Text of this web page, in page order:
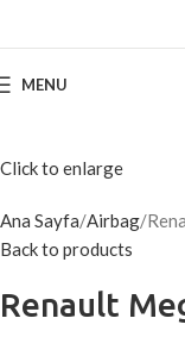
MENU
Click to enlarge
Ana Sayfa Airbag
Back to products
Renault